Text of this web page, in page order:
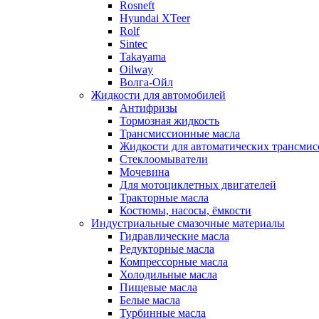
Rosneft
Hyundai XTeer
Rolf
Sintec
Takayama
Oilway
Волга-Ойл
Жидкости для автомобилей
Антифризы
Тормозная жидкость
Трансмиссионные масла
Жидкости для автоматических
Стеклоомыватели
Мочевина
Для мотоциклетных двигателей
Тракторные масла
Костюмы, насосы, ёмкости
Индустриальные смазочные материалы
Гидравлические масла
Редукторные масла
Компрессорные масла
Холодильные масла
Пищевые масла
Белые масла
Турбинные масла